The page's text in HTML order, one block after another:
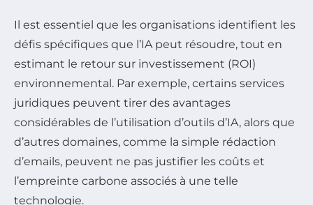
Il est essentiel que les organisations identifient les
défis spécifiques que l’IA peut résoudre, tout en
estimant le retour sur investissement (ROI)
environnemental. Par exemple, certains services
juridiques peuvent tirer des avantages
considérables de l’utilisation d’outils d’IA, alors que
d’autres domaines, comme la simple rédaction
d’emails, peuvent ne pas justifier les coûts et
l’empreinte carbone associés à une telle
technologie.